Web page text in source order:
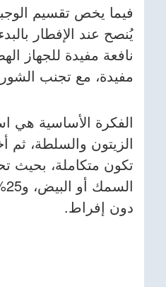
فيما يخص تقسيم
يُنصح عند الإفطار
نافعة مفيدة للجهاز
مفيدة، مع تجنب
الفكرة الأساسية هي
الزيتون والسلطة، ثم
دون إفراط.